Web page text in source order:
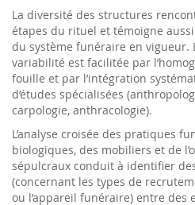
La diversité des structures
étapes du rituel et témoigne
du système funéraire en vigueur.
variabilité est facilitée par
fouille et par l’intégration
d’études spécialisées
carpologie, anthracologie).
L’analyse croisée des pratiques
biologiques, des mobiliers et de
sépulcraux conduit à identifier
(concernant les types de
ou l’appareil funéraire) entre des